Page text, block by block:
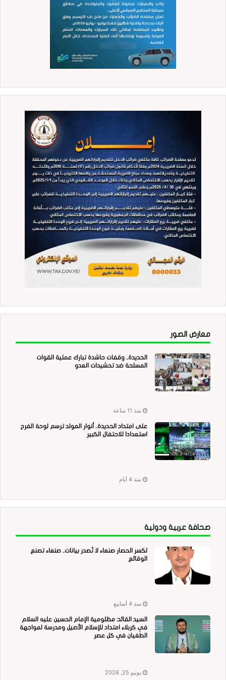
معارض الصور
الحديدة.. وقفات حاشدة تبارك عملية القوات
المسلحة ضد تحشيدات العدو
منذ 11 ساعة
على امتداد الحديدة.. أنوار المولد ترسم لوحة الفرح
استعدادا للاحتفال الكبير
منذ 4 أيام
صحافة عربية ودولية
لكسر الحصار صنعاء لا تُصدر بيانات.. صنعاء تصنع
الوقائع
منذ 4 أسابيع
السيد القائد: مظلومية الإمام الحسين عليه السلام
في كربلاء امتداد للإسلام الأصيل ومدرسة لمواجهة
الطغيان في كل عصر
يونيو 25, 2026